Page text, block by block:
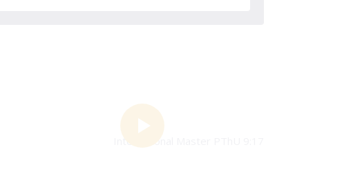
International Master PThU 9:17